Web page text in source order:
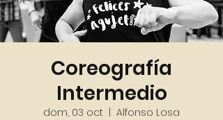
Coreografía
Intermedio
dom, 03 oct
  |
Alfonso Losa